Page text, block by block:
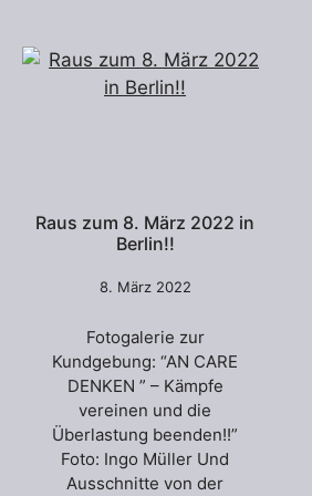
Raus zum 8. März 2022 in
Berlin!!
8. März 2022
Fotogalerie zur
Kundgebung: “AN CARE
DENKEN ” – Kämpfe
vereinen und die
Überlastung beenden!!”
Foto: Ingo Müller Und
Ausschnitte von der